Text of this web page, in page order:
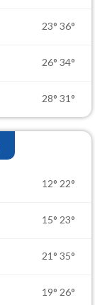
23° 36°
26° 34°
28° 31°
12° 22°
15° 23°
21° 35°
19° 26°